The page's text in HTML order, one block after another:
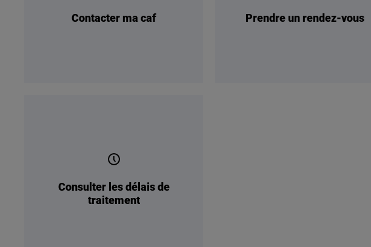
Contacter ma caf Prendre un rendez-vous
Consulter les délais de
traitement